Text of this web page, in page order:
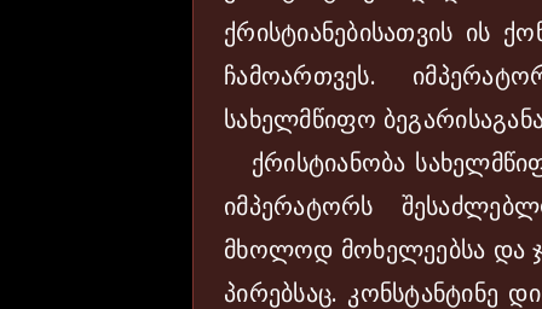
ქრისტიანებისათვის ის
ჩამოართვეს.
სახელმწიფო
ქრისტიანობა
იმპერატორს
მხოლოდ მოხელეებსა და
პირებსაც. კონსტანტინე